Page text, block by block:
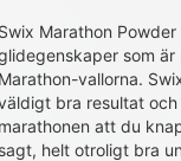
Swix Marathon
som
Marathon-vallorna.
bra resultat
marathonen att du
sagt, helt otroligt bra